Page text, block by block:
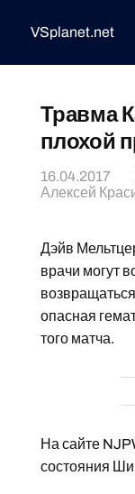
VSplanet.net
Травма
плохой
16.04.2017
Алексей
Дэйв
врачи могут
опасная
того матча.
На сайте
состояния